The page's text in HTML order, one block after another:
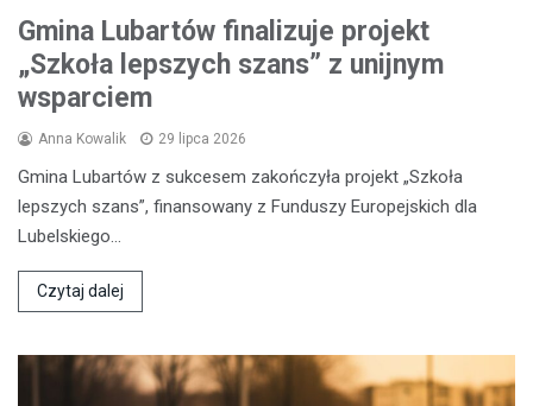
Gmina Lubartów finalizuje projekt
„Szkoła lepszych szans” z unijnym
wsparciem
Anna Kowalik 29 lipca 2026
Gmina Lubartów z sukcesem zakończyła projekt „Szkoła
lepszych szans”, finansowany z Funduszy Europejskich dla
Lubelskiego…
Czytaj dalej